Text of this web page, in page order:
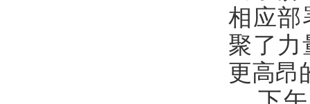
相应部
聚了力
更高昂